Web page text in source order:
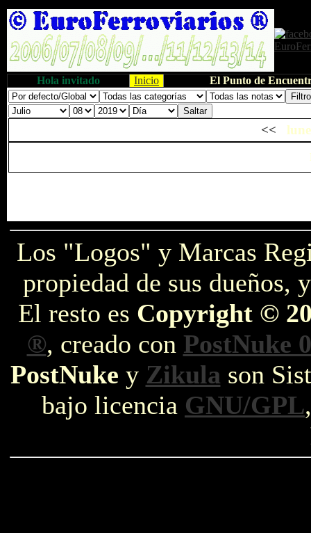
Hola invitado Inicio El Punto de
<<
Los "Logos" y Marcas
propiedad de sus dueños,
El resto es Copyright ©
®, creado con PostNuke
PostNuke y Zikula son
bajo licencia GNU/GPL